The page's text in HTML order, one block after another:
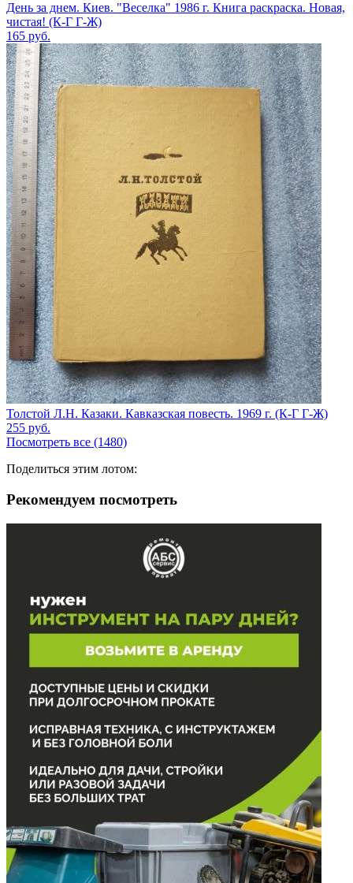
День за днем. Киев. "Веселка" 1986 г. Книга раскраска. Новая,
чистая! (К-Г Г-Ж)
165 руб.
Толстой Л.Н. Казаки. Кавказская повесть. 1969 г. (К-Г Г-Ж)
255 руб.
Посмотреть все (1480)
Поделиться этим лотом:
Рекомендуем посмотреть